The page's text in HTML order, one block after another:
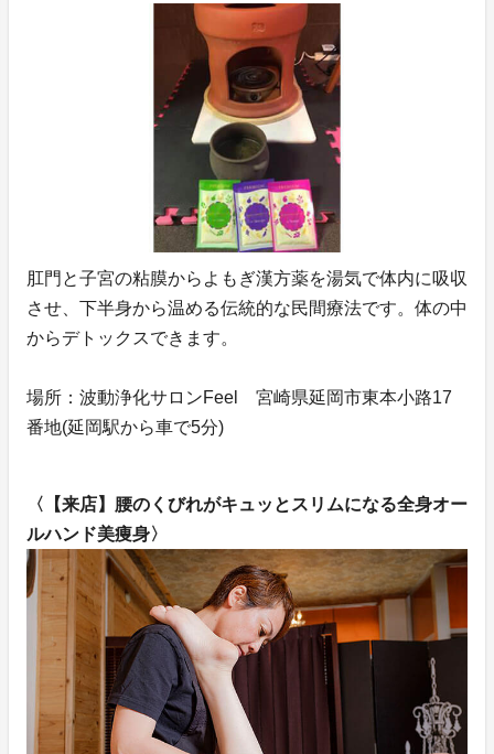
肛門と子宮の粘膜からよもぎ漢方薬を湯気で体内に吸収
させ、下半身から温める伝統的な民間療法です。体の中
からデトックスできます。
場所：波動浄化サロンFeel 宮崎県延岡市東本小路17
番地(延岡駅から車で5分)
〈【来店】腰のくびれがキュッとスリムになる全身オー
ルハンド美痩身〉